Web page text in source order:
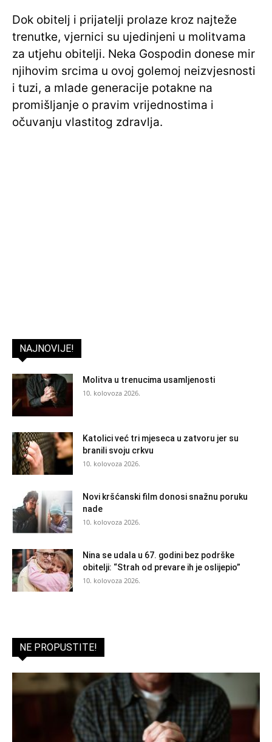
Dok obitelj i prijatelji prolaze kroz najteže
trenutke, vjernici su ujedinjeni u molitvama
za utjehu obitelji. Neka Gospodin donese mir
njihovim srcima u ovoj golemoj neizvjesnosti
i tuzi, a mlade generacije potakne na
promišljanje o pravim vrijednostima i
očuvanju vlastitog zdravlja.
NAJNOVIJE!
Molitva u trenucima usamljenosti
10. kolovoza 2026.
Katolici već tri mjeseca u zatvoru jer su
branili svoju crkvu
10. kolovoza 2026.
Novi kršćanski film donosi snažnu poruku
nade
10. kolovoza 2026.
Nina se udala u 67. godini bez podrške
obitelji: “Strah od prevare ih je oslijepio”
10. kolovoza 2026.
NE PROPUSTITE!